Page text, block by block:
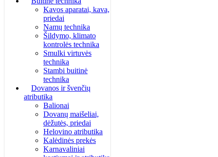
Kavos aparatai, kava,
priedai
Namų technika
Šildymo, klimato
kontrolės technika
Smulki virtuvės
technika
Stambi buitinė
technika
Dovanos ir švenčių
atributika
Balionai
Dovanų maišeliai,
dėžutės, priedai
Helovino atributika
Kalėdinės prekės
Karnavaliniai